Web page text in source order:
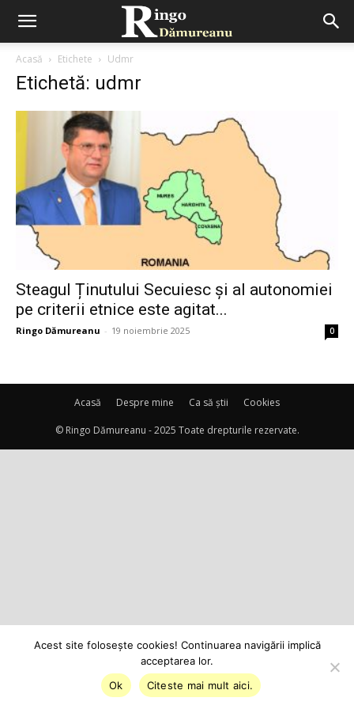
Acasă Etichete Udmr
Etichetă: udmr
Steagul Ținutului Secuiesc și al autonomiei
pe criterii etnice este agitat...
Ringo Dămureanu - 19 noiembrie 2025 0
Acasă Despre mine Ca să știi Cookies
© Ringo Dămureanu - 2025 Toate drepturile rezervate.
Acest site foloseşte cookies! Continuarea navigării implică
acceptarea lor.
Ok
Citeste mai mult aici.